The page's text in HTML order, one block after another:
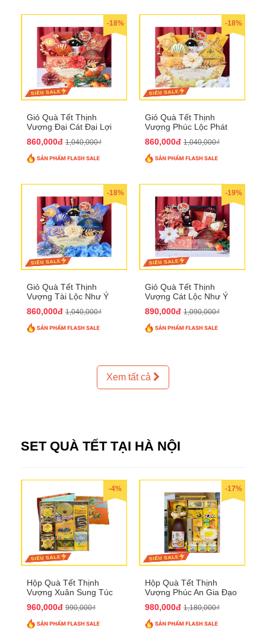
-18%
Giỏ Quà Tết Thịnh
Vượng Đại Cát Đại Lợi
860,000đ 1,040,000₫
-18%
Giỏ Quà Tết Thịnh
Vượng Phúc Lộc Phát
860,000đ 1,040,000₫
-18%
Giỏ Quà Tết Thịnh
Vượng Tài Lộc Như Ý
860,000đ 1,040,000₫
-19%
Giỏ Quà Tết Thịnh
Vượng Cát Lộc Như Ý
890,000đ 1,090,000₫
Xem tất cả
SET QUÀ TẾT TẠI HÀ NỘI
-4%
Hộp Quà Tết Thịnh
Vượng Xuân Sung Túc
960,000đ 990,000₫
-17%
Hộp Quà Tết Thịnh
Vượng Phúc An Gia Đạo
980,000đ 1,180,000₫